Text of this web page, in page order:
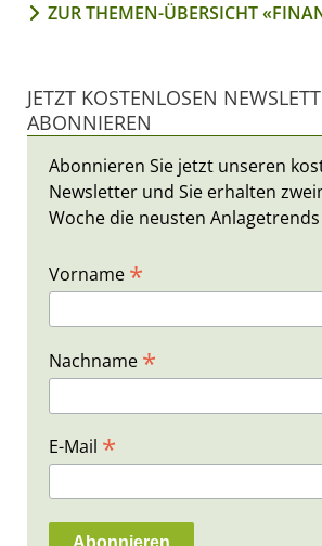
ZUR THEMEN-ÜBERSICHT
JETZT KOSTENLOSEN
ABONNIEREN
Abonnieren Sie jetzt unseren
Newsletter und Sie erhalten
Woche die neusten
Vorname *
Nachname *
E-Mail *